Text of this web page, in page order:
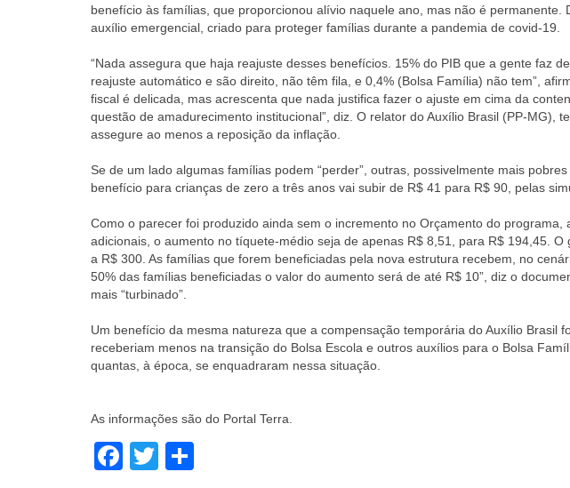
benefício às famílias, que proporcionou alívio naquele ano, mas não é
auxílio emergencial, criado para proteger famílias durante a pandemia de covid-19.
“Nada assegura que haja reajuste desses benefícios. 15% do PIB que a gente faz
reajuste automático e são direito, não têm fila, e 0,4% (Bolsa Família) não tem”,
fiscal é delicada, mas acrescenta que nada justifica fazer o ajuste em cima da
questão de amadurecimento institucional”, diz. O relator do Auxílio Brasil (PP-MG),
assegure ao menos a reposição da inflação.
Se de um lado algumas famílias podem “perder”, outras, possivelmente mais
benefício para crianças de zero a três anos vai subir de R$ 41 para R$ 90, pelas
Como o parecer foi produzido ainda sem o incremento no Orçamento do
adicionais, o aumento no tíquete-médio seja de apenas R$ 8,51, para R$ 194,45.
a R$ 300. As famílias que forem beneficiadas pela nova estrutura recebem, no
50% das famílias beneficiadas o valor do aumento será de até R$ 10”, diz o
mais “turbinado”.
Um benefício da mesma natureza que a compensação temporária do Auxílio Brasil
receberiam menos na transição do Bolsa Escola e outros auxílios para o Bolsa
quantas, à época, se enquadraram nessa situação.
As informações são do Portal Terra.
Facebook
Twitter